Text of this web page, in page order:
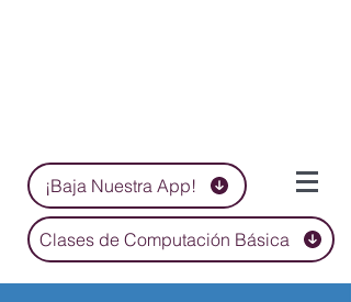
¡Baja Nuestra App!
Clases de Computación Básica